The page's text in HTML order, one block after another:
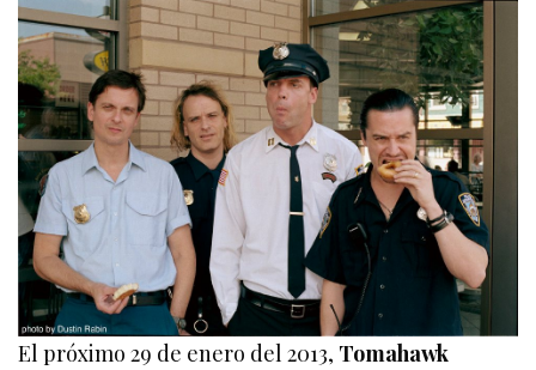
El próximo 29 de enero del 2013, Tomahawk